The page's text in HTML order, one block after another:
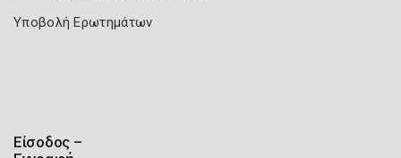
Υποβολή Ερωτημάτων
Είσοδος –